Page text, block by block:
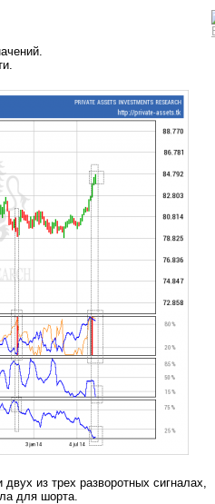
из трех разворотных сигналах,
для шорта.